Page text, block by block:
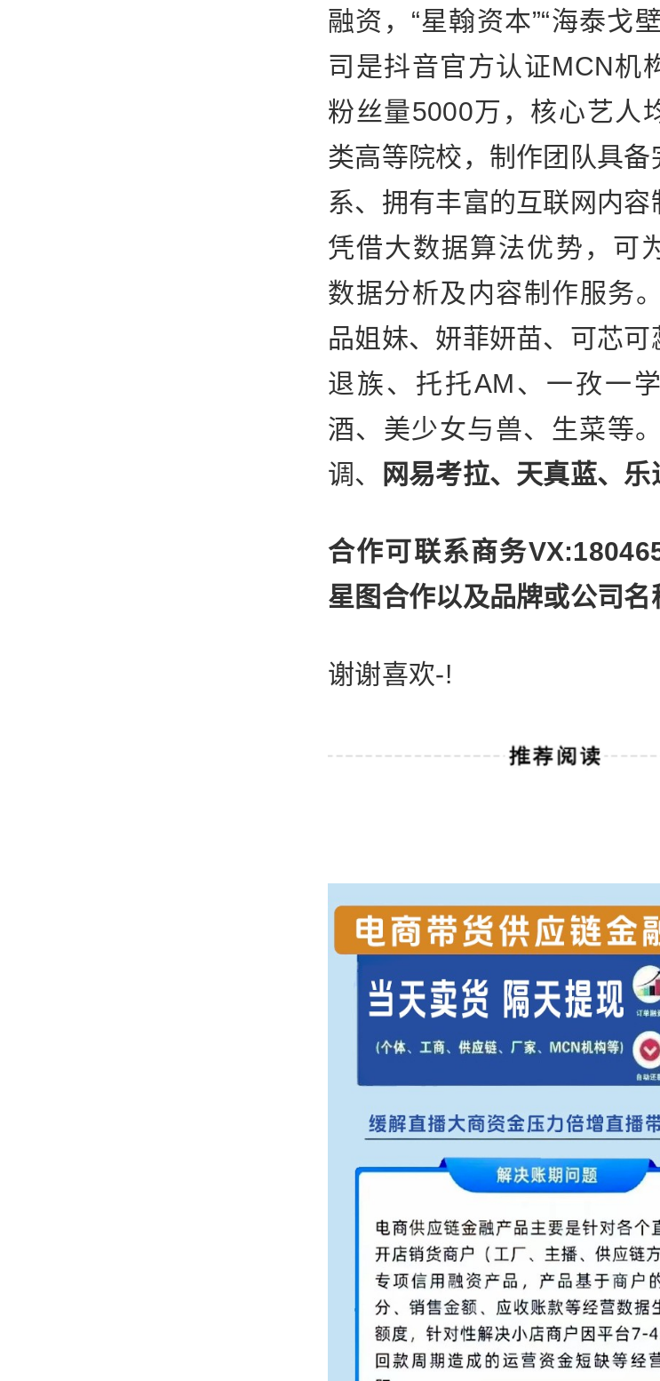
融资，“星翰资本”“海泰戈
司是抖音官方认证MCN机
粉丝量5000万，核心艺人
类高等院校，制作团队具
系、拥有丰富的互联网内容
凭借大数据算法优势，可
数据分析及内容制作服务
品姐妹、妍菲妍苗、可芯
退族、托托AM、一孜一
酒、美少女与兽、生菜等
调、
网易考拉、天真蓝、乐
合作可联系商务
星图合作以及品牌或公司名
谢谢喜欢-!